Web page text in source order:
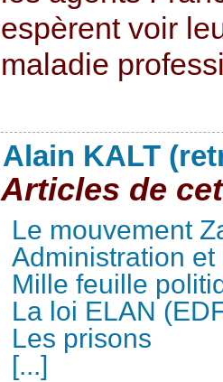
espèrent voir
maladie
Alain KALT
Articles de
Le mouvement
Administration
Mille feuille
La loi ELAN
Les prisons
[...]